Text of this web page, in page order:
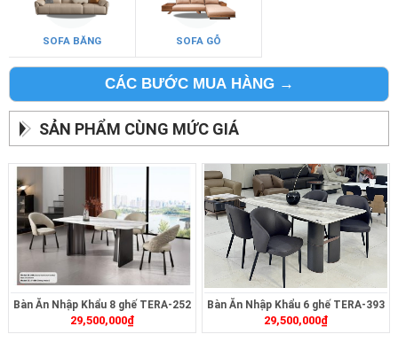
SOFA BĂNG SOFA GỖ
CÁC BƯỚC MUA HÀNG →
SẢN PHẨM CÙNG MỨC GIÁ
Bàn Ăn Nhập Khẩu 8 ghế TERA-252
29,500,000₫
Bàn Ăn Nhập Khẩu 6 ghế TERA-393
29,500,000₫